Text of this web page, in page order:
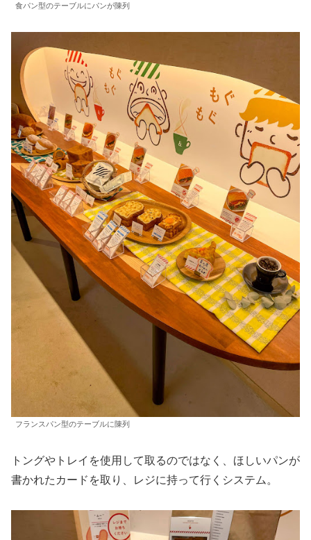
食パン型のテーブルにパンが陳列
フランスパン型のテーブルに陳列
トングやトレイを使用して取るのではなく、ほしいパンが
書かれたカードを取り、レジに持って行くシステム。